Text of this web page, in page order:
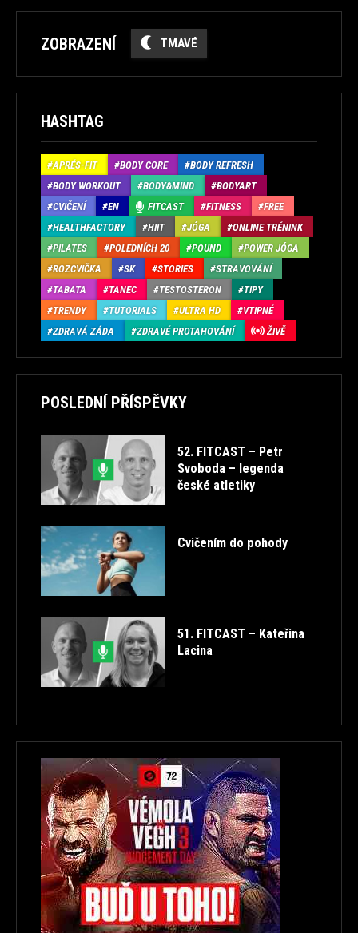
ZOBRAZENÍ TMAVÉ
HASHTAG
APRÉS-FIT BODY CORE
BODY REFRESH
BODY WORKOUT
BODY&MIND
BODYART
CVIČENÍ
EN FITCAST FITNESS
FREE
HEALTHFACTORY
HIIT JÓGA
ONLINE TRÉNINK
PILATES
POLEDNÍCH 20 POUND
POWER JÓGA
ROZCVIČKA
SK STORIES
STRAVOVÁNÍ
TABATA
TANEC TESTOSTERON
TIPY
TRENDY
TUTORIALS ULTRA HD
VTIPNÉ
ZDRAVÁ ZÁDA
ZDRAVÉ PROTAHOVÁNÍ ŽIVĚ
POSLEDNÍ PŘÍSPĚVKY
52. FITCAST – Petr
Svoboda – legenda
české atletiky
Cvičením do pohody
51. FITCAST – Kateřina
Lacina